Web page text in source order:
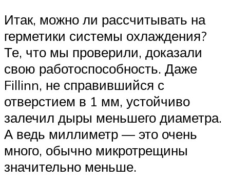
Итак, можно ли рассчитывать на
герметики системы охлаждения?
Те, что мы проверили, доказали
свою работоспособность. Даже
Fillinn, не справившийся с
отверстием в 1 мм, устойчиво
залечил дыры меньшего диаметра.
А ведь миллиметр — это очень
много, обычно микротрещины
значительно меньше.